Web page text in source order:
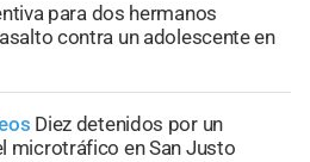
para dos hermanos
contra un adolescente en
Diez detenidos por un
microtráfico en San Justo